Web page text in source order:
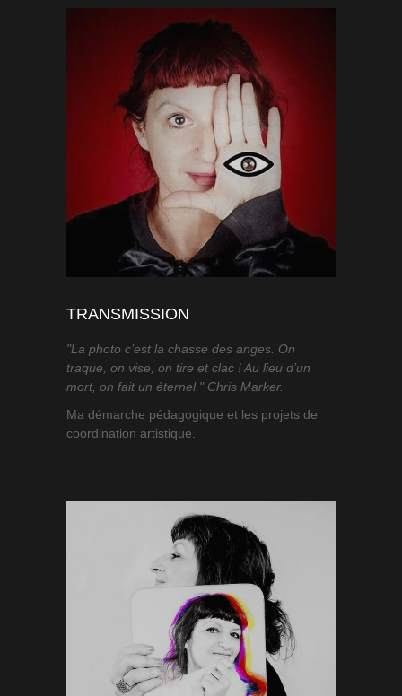
TRANSMISSION
"La photo c’est la chasse des anges. On
traque, on vise, on tire et clac ! Au lieu d’un
mort, on fait un éternel." Chris Marker.
Ma démarche pédagogique et les projets de
coordination artistique.